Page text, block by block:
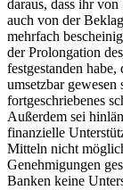
daraus, dass ihr von
auch von der
mehrfach
der Prolongation
festgestanden
umsetzbar gewesen
fortgeschriebenes
Außerdem sei
finanzielle
Mitteln nicht
Genehmigungen
Banken keine